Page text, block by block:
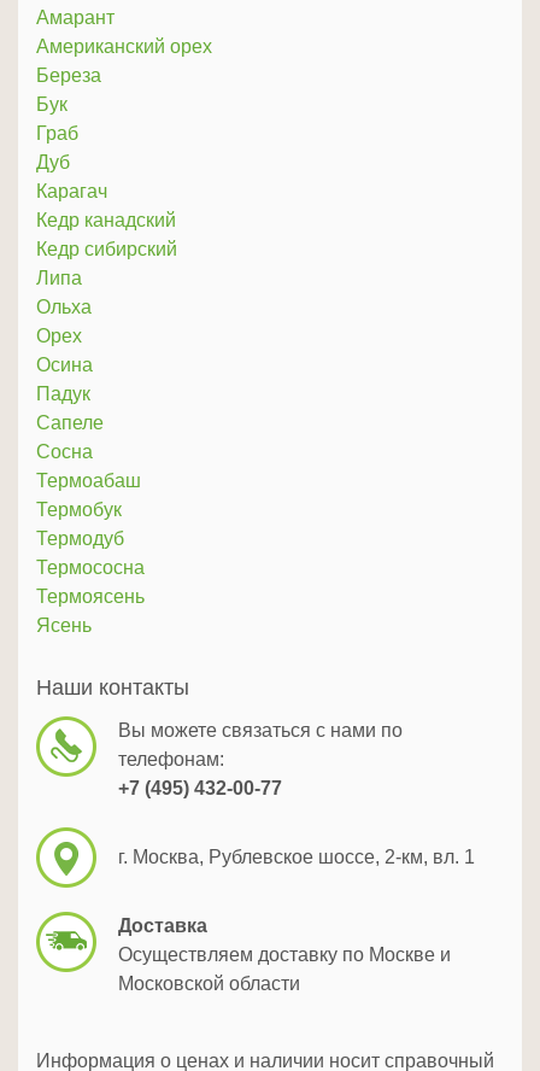
Амарант
Американский орех
Береза
Бук
Граб
Дуб
Карагач
Кедр канадский
Кедр сибирский
Липа
Ольха
Орех
Осина
Падук
Сапеле
Сосна
Термоабаш
Термобук
Термодуб
Термососна
Термоясень
Ясень
Наши контакты
Вы можете связаться с нами по
телефонам:
+7 (495) 432-00-77
г. Москва, Рублевское шоссе, 2-км, вл. 1
Доставка
Осуществляем доставку по Москве и
Московской области
Информация о ценах и наличии носит справочный